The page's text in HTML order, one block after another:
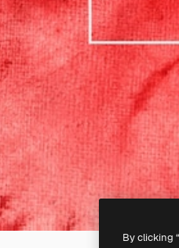
By clicking